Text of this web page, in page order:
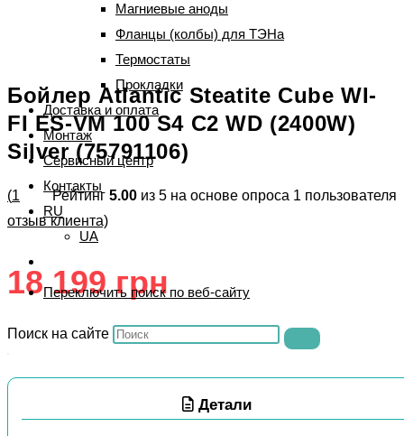
Магниевые аноды
Фланцы (колбы) для ТЭНа
Термостаты
Прокладки
Доставка и оплата
Монтаж
Сервисный центр
Контакты
RU
UA
Переключить поиск по веб-сайту
Поиск на сайте
Бойлер Atlantic Steatite Cube WI-
FI ES-VM 100 S4 C2 WD (2400W)
Silver (75791106)
Рейтинг 5.00 из 5 на основе опроса 1 пользователя
(1
отзыв клиента)
18 199грн
Детали